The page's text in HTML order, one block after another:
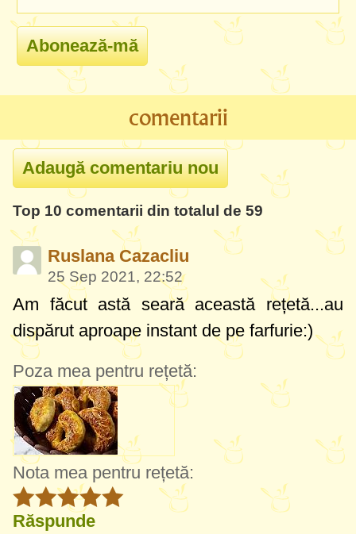
comentarii
Top 10 comentarii din totalul de 59
Ruslana Cazacliu
25 Sep 2021, 22:52
Am făcut astă seară această rețetă...au
dispărut aproape instant de pe farfurie:)
Poza mea pentru rețetă:
Nota mea pentru rețetă:
Răspunde